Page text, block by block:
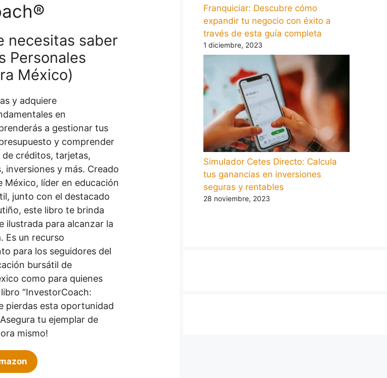
necesitas saber
Personales
México)
y adquiere
en
a gestionar tus
y comprender
créditos, tarjetas,
inversiones y más. Creado
México, líder en educación
junto con el destacado
este libro te brinda
ilustrada para alcanzar la
Es un recurso
para los seguidores del
bursátil de
como para quienes
“InvestorCoach:
pierdas esta oportunidad
tu ejemplar de
mismo!
Franquiciar: Descubre cómo
expandir tu negocio con éxito a
través de esta guía completa
1 diciembre, 2023
Simulador Cetes Directo: Calcula
tus ganancias en inversiones
seguras y rentables
28 noviembre, 2023